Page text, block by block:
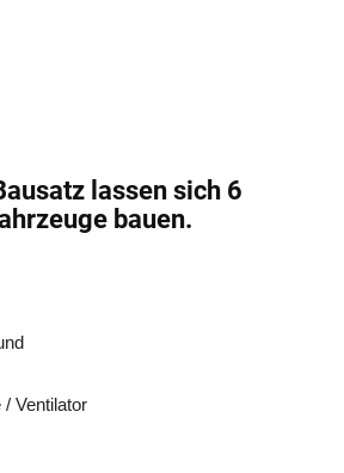
lassen sich 6
bauen.
/ Ventilator